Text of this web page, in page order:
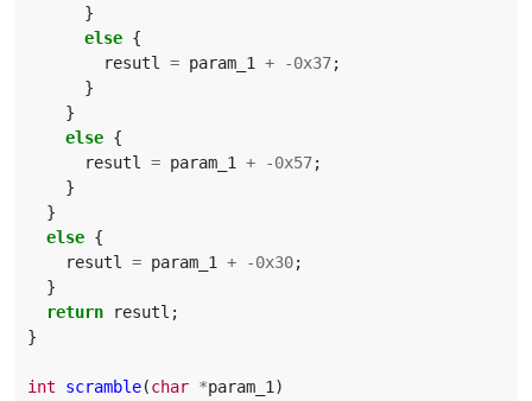
}
else {
resutl
= param_1 + -0x37;
}
}
else {
resutl
= param_1 + -0x57;
}
}
else {
resutl
= param_1 + -0x30;
}
return
resutl ;
}
int scramble(char *param_1 )